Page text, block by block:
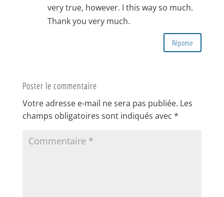
very true, however. I this way so much.
Thank you very much.
Réponse
Poster le commentaire
Votre adresse e-mail ne sera pas publiée. Les
champs obligatoires sont indiqués avec *